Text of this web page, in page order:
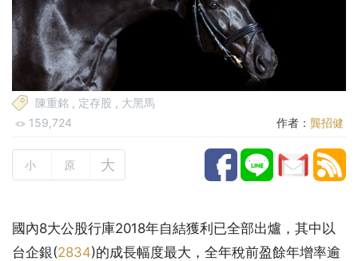
陳重銘 , 定存股 , 大黑馬
159,724
作者： 龔招健
小 原 大
國內8大公股行庫2018年自結獲利已全部出爐，其中以
台企銀(2834)的成長幅度最大，全年稅前盈餘年增率逾